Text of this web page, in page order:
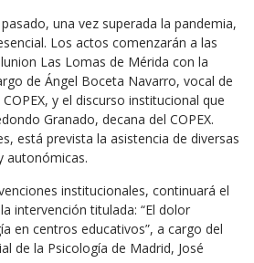
una vez superada la pandemia,
Los actos comenzarán a las
Las Lomas de Mérida con la
de Ángel Boceta Navarro, vocal de
y el discurso institucional que
Granado, decana del COPEX.
está prevista la asistencia de diversas
autonómicas.
institucionales, continuará el
intervención titulada: “El dolor
en centros educativos”, a cargo del
de la Psicología de Madrid, José